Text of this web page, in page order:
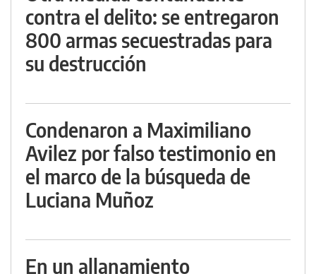
contra el delito: se entregaron
800 armas secuestradas para
su destrucción
Condenaron a Maximiliano
Avilez por falso testimonio en
el marco de la búsqueda de
Luciana Muñoz
En un allanamiento